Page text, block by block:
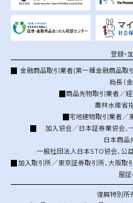
登録・
金融商品取引業者(第一種金融商品取
局長（
商品先物取引業者／
農林水産省
宅地建物取引業者／
加入協会／日本証券業協会、
日本商品
一般社団法人日本STO協会、公
加入取引所／東京証券取引所、大阪取
屋
復興特別所